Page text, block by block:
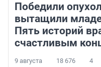
Победили
вытащили
Пять историй
счастливым
9 августа 18 676 4